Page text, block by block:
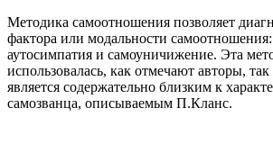
Методика самоотношения позволяет
фактора или модальности
аутосимпатия и самоуничижение. Эта
использовалась, как отмечают авторы,
является содержательно близким к
самозванца, описываемым П.Кланс.